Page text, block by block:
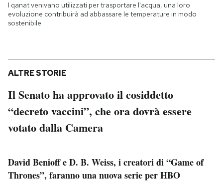
I qanat venivano utilizzati per trasportare l'acqua, una loro
evoluzione contribuirà ad abbassare le temperature in modo
sostenibile
ALTRE STORIE
Il Senato ha approvato il cosiddetto
“decreto vaccini”, che ora dovrà essere
votato dalla Camera
David Benioff e D. B. Weiss, i creatori di “Game of
Thrones”, faranno una nuova serie per HBO